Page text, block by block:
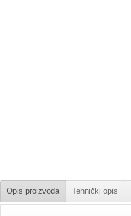
Opis proizvoda Tehnički opis